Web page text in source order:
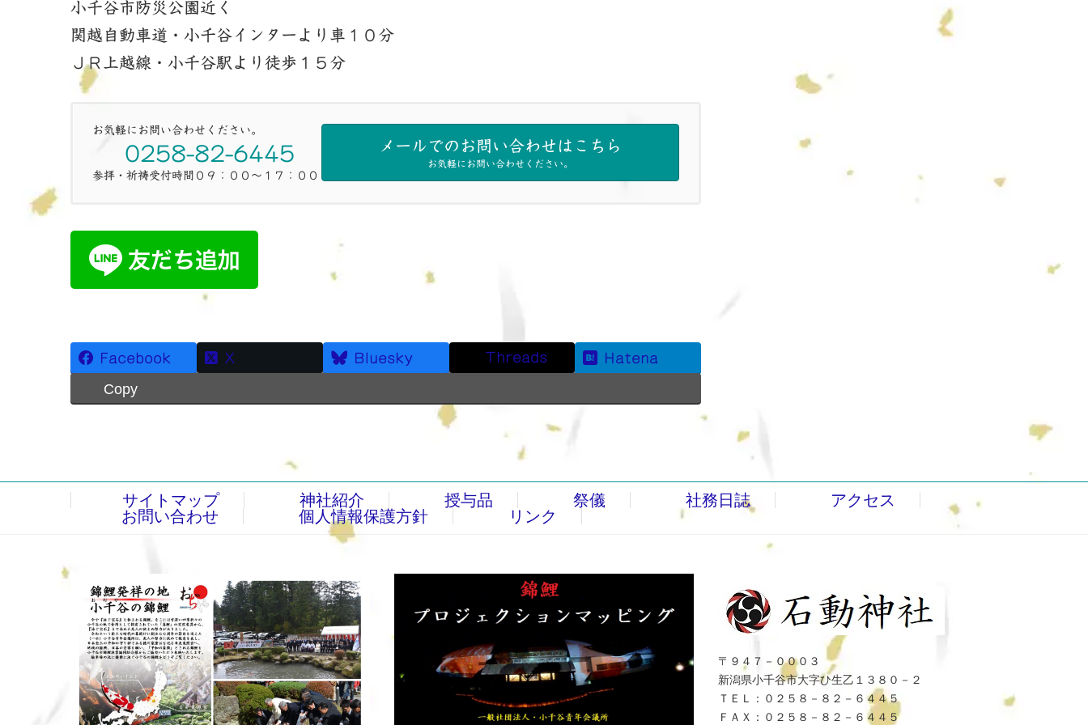
小千谷市防災公園近く
関越自動車道・小千谷インターより車１０分
ＪＲ上越線・小千谷駅より徒歩１５分
お気軽にお問い合わせください。
0258-82-6445
参拝・祈祷受付時間０９：００～１７：００
メールでのお問い合わせはこちら
お気軽にお問い合わせください。
Facebook X Bluesky Threads Hatena
Copy
サイトマップ 神社紹介 授与品 祭儀 社務日誌
アクセス
お問い合わせ
個人情報保護方針 リンク
〒９４７－０００３
新潟県小千谷市大字ひ生乙１３８０－２
ＴＥＬ：０２５８－８２－６４４５
ＦＡＸ：０２５８－８２－６４４５